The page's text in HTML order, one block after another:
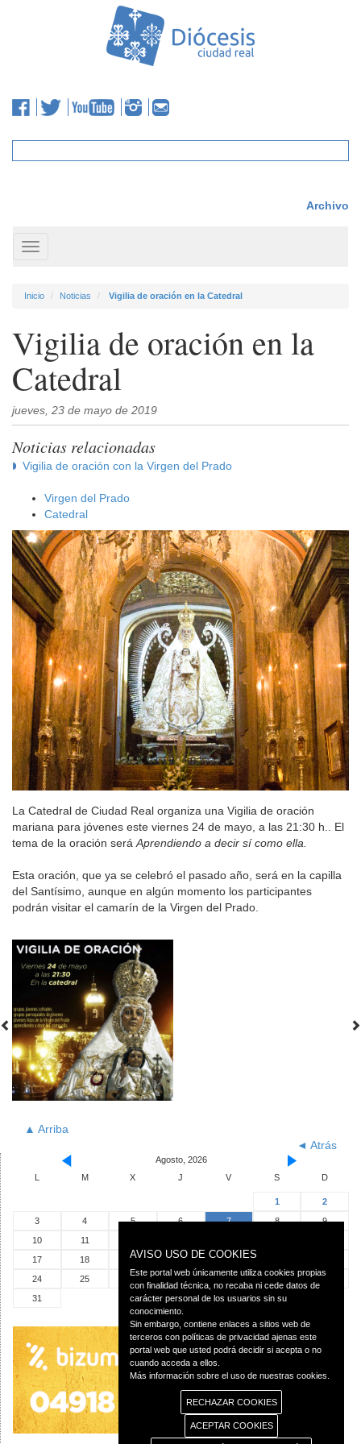
Archivo
Toggle
navigation
Inicio Noticias Vigilia de oración en la Catedral
Vigilia de oración en la
Catedral
jueves, 23 de mayo de 2019
Noticias relacionadas
Vigilia de oración con la Virgen del Prado
Virgen del Prado
Catedral
La Catedral de Ciudad Real organiza una Vigilia de oración
mariana para jóvenes este viernes 24 de mayo, a las 21:30 h.. El
tema de la oración será Aprendiendo a decir sí como ella.
Esta oración, que ya se celebró el pasado año, será en la capilla
del Santísimo, aunque en algún momento los participantes
podrán visitar el camarín de la Virgen del Prado.
▲ Arriba
◄ Atrás
Agosto, 2026
L
M X J V S D
1
2
3
4 5 6 7 8
9
10
11
17
18 19 20 21
24
25 26 27 28 29
30
31
AVISO USO DE COOKIES
Este portal web únicamente utiliza cookies propias
con finalidad técnica, no recaba ni cede datos de
carácter personal de los usuarios sin su
conocimiento.
Sin embargo, contiene enlaces a sitios web de
terceros con políticas de privacidad ajenas este
portal web que usted podrá decidir si acepta o no
cuando acceda a ellos.
Más información sobre el uso de nuestras cookies.
RECHAZAR COOKIES
ACEPTAR COOKIES